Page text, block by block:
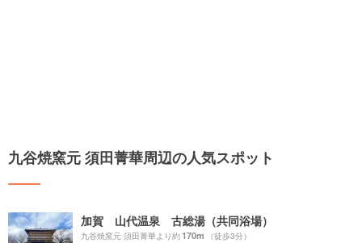
九谷焼窯元 須田菁華周辺の人気スポット
加賀 山代温泉 古総湯（共同浴場）
九谷焼窯元 須田菁華より約170m （徒歩3分）